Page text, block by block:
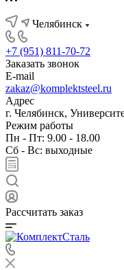
Челябинск
+7 (951) 811-70-72
Заказать звонок
E-mail
zakaz@komplektsteel.ru
Адрес
г. Челябинск,
Режим работы
Пн - Пт: 9.00 - 18.00
Сб - Вс: выходные
Рассчитать заказ